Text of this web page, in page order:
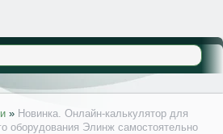
» Новинка. Онлайн-калькулятор для
оборудования Элинж самостоятельно